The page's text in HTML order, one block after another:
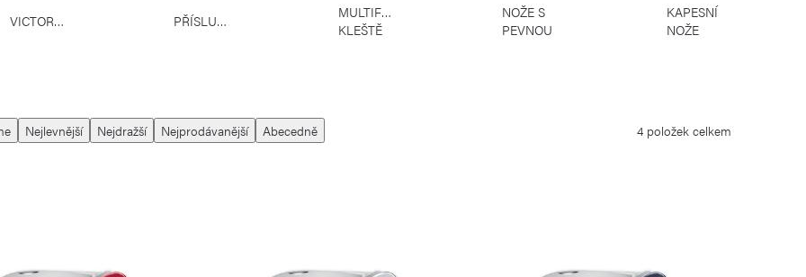
VICTORINOX PŘÍSLUŠENSTVÍ
MULTIFUNKČNÍ
KLEŠTĚ
NOŽE S
PEVNOU
KAPESNÍ
NOŽE
Nejlevnější Nejdražší Nejprodávanější Abecedně 4 položek celkem